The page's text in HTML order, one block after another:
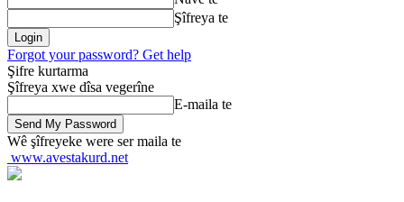
Şîfreya te
Forgot your password? Get help
Şifre kurtarma
Şîfreya xwe dîsa vegerîne
E-maila te
Wê şîfreyeke were ser maila te
www.avestakurd.net